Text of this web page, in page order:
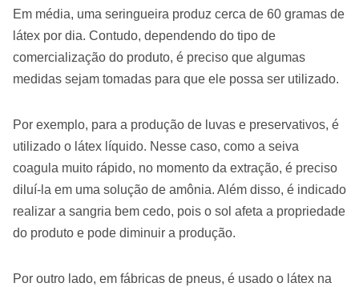
Em média, uma seringueira produz cerca de 60 gramas de
látex por dia. Contudo, dependendo do tipo de
comercialização do produto, é preciso que algumas
medidas sejam tomadas para que ele possa ser utilizado.
Por exemplo, para a produção de luvas e preservativos, é
utilizado o látex líquido. Nesse caso, como a seiva
coagula muito rápido, no momento da extração, é preciso
diluí-la em uma solução de amônia. Além disso, é indicado
realizar a sangria bem cedo, pois o sol afeta a propriedade
do produto e pode diminuir a produção.
Por outro lado, em fábricas de pneus, é usado o látex na